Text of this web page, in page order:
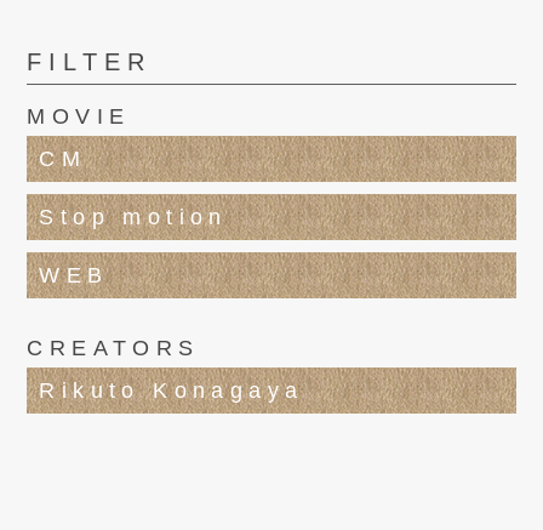
FILTER
MOVIE
CM
Stop motion
WEB
CREATORS
Rikuto Konagaya